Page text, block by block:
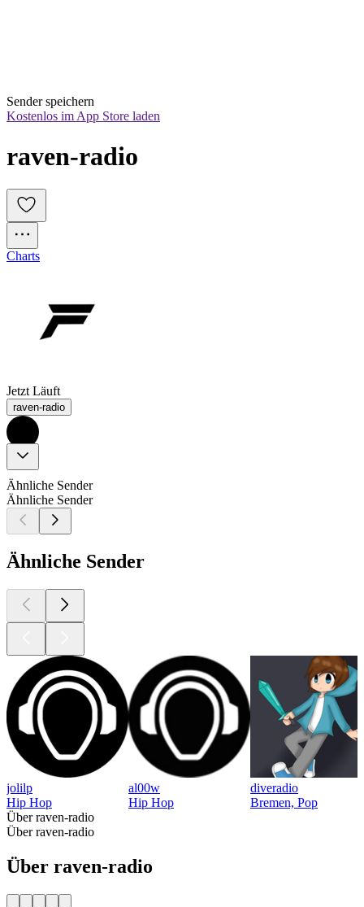
Sender speichern
Kostenlos im App Store laden
raven-radio
Charts
Jetzt Läuft
raven-radio
Ähnliche Sender
Ähnliche Sender
Ähnliche Sender
jolilp
Hip Hop
al00w
Hip Hop
diveradio
Bremen, Pop
Über raven-radio
Über raven-radio
Über raven-radio